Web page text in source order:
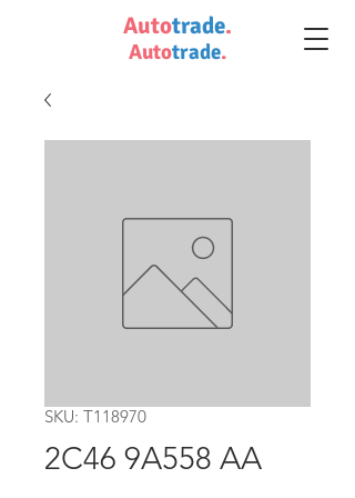
Autotrade.
Autotrade.
SKU: T118970
2C46 9A558 AA